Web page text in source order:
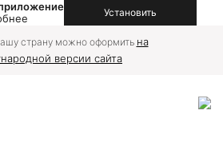
Установить
страну можно оформить на
версии сайта